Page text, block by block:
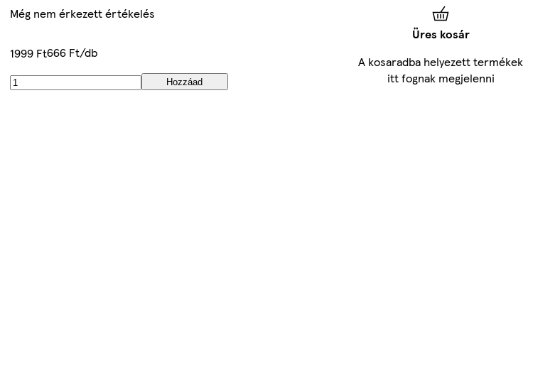
Még nem érkezett értékelés
1999 Ft666 Ft/db
Hozzáad
Üres kosár
A kosaradba helyezett termékek
itt fognak megjelenni